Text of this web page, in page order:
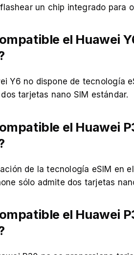
un chip integrado para
el Huawei
Y6 no dispone de tecnología
tarjetas nano SIM estándar.
el Huawei
de la tecnología eSIM en
sólo admite dos tarjetas
el Huawei